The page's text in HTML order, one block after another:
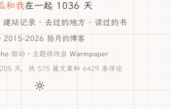
和我在一起 1036 天
建站记录 · 去过的地方 · 读过的书
2015-2026 拾月的博客
驱动 · 主题修改自 Warmpaper
天，共 575 篇文章和 6429 条评论